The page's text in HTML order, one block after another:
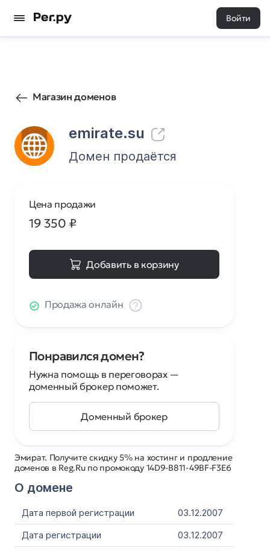
Войти
Магазин доменов
emirate.su
101 0
Домен продаётся
Эмират. Получите скидку 5% на хостинг и продление
доменов в Reg.Ru по промокоду 14D9-B811-49BF-F3E6
О домене
Дата первой регистрации
03.12.2007
Дата регистрации
03.12.2007
Цена продажи
19 350 ₽
Добавить в корзину
Продажа онлайн
Понравился домен?
Нужна помощь в переговорах —
доменный брокер поможет.
Доменный брокер